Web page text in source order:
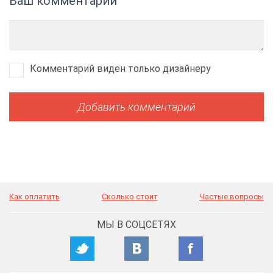
Комментарий виден только дизайнеру
Как оплатить Сколько стоит Частые вопросы
МЫ В СОЦСЕТЯХ